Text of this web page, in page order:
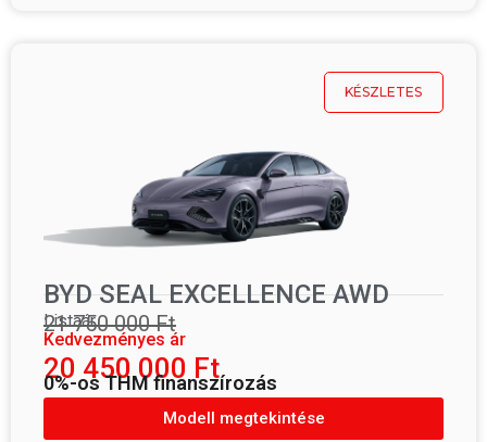
KÉSZLETES
BYD SEAL EXCELLENCE AWD
Listaár
21 750 000 Ft
Kedvezményes ár
20 450 000 Ft
0%-os THM finanszírozás
Modell megtekintése